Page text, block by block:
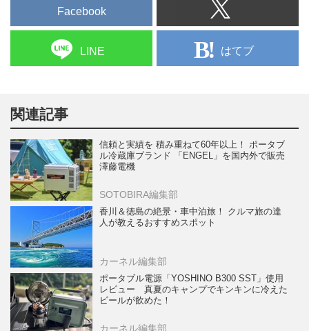
Facebook
LINE はてブ
関連記事
信頼と実績を 積み重ねて60年以上！ ポータブ
ル冷蔵庫ブランド 「ENGEL」を国内外で販売
澤藤電機
SOTOBIRA編集部
香川＆徳島の絶景・車中泊旅！ クルマ旅の達
人が教えるおすすめスポット
カーネル編集部
ポータブル電源「YOSHINO B300 SST」使用
レビュー 真夏のキャンプでキンキンに冷えた
ビールが飲めた！
カーネル編集部